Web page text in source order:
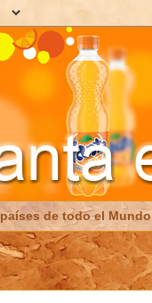
de todo el Mundo